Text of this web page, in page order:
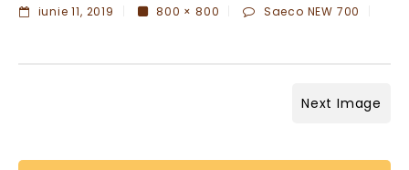
iunie 11, 2019 800 × 800 Saeco NEW 700
Next Image